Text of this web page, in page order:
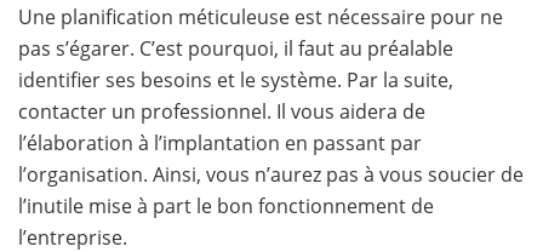
Une planification méticuleuse est nécessaire pour ne
pas s’égarer. C’est pourquoi, il faut au préalable
identifier ses besoins et le système. Par la suite,
contacter un professionnel. Il vous aidera de
l’élaboration à l’implantation en passant par
l’organisation. Ainsi, vous n’aurez pas à vous soucier de
l’inutile mise à part le bon fonctionnement de
l’entreprise.